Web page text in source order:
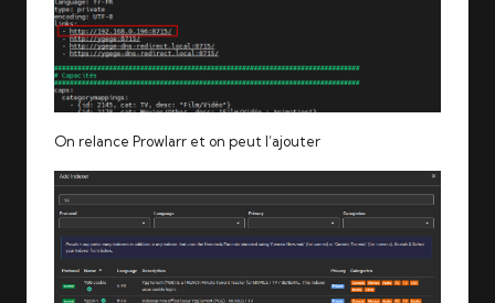
On relance Prowlarr et on peut l’ajouter